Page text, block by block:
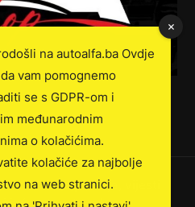
prodaja, vijesti
još mnogo toga!
na autoalfa.ba Ovdje
vam pomognemo
se s GDPR-om i
međunarodnim
o kolačićima.
kolačiće za najbolje
na web stranici.